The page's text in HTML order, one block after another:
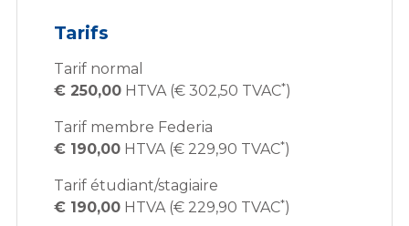
Tarifs
Tarif normal
€ 250,00 HTVA (€ 302,50 TVAC*)
Tarif membre Federia
€ 190,00 HTVA (€ 229,90 TVAC*)
Tarif étudiant/stagiaire
€ 190,00 HTVA (€ 229,90 TVAC*)